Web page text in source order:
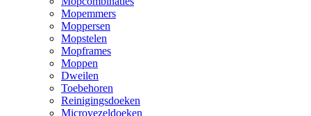
Mopemmers
Moppersen
Mopstelen
Mopframes
Moppen
Dweilen
Toebehoren
Reinigingsdoeken
Microvezeldoeken